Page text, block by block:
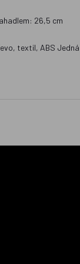
26,5 cm
textil, ABS